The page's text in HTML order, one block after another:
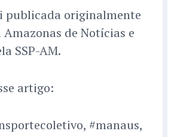
publicada originalmente
Amazonas de Notícias e
SSP-AM.
artigo:
#manaus,